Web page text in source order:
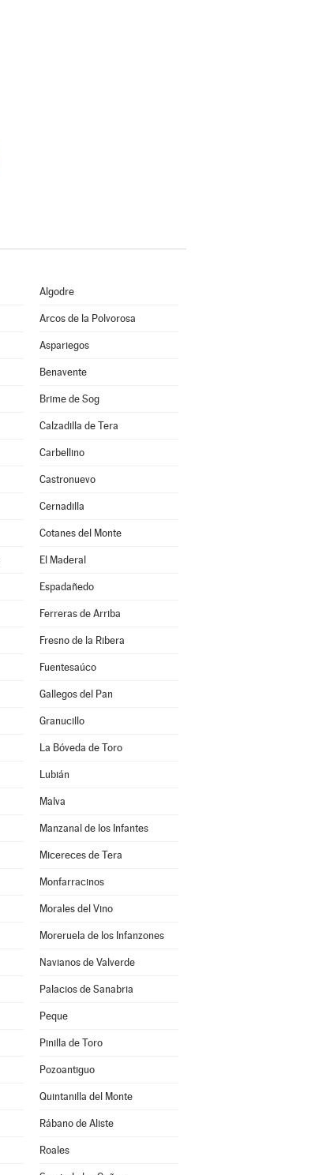
Algodre
Arcos de la Polvorosa
Aspariegos
Benavente
Brime de Sog
Calzadilla de Tera
Carbellino
Castronuevo
Cernadilla
Cotanes del Monte
El Maderal
Espadañedo
Ferreras de Arriba
Fresno de la Ribera
Fuentesaúco
Gallegos del Pan
Granucillo
La Bóveda de Toro
Lubián
Malva
Manzanal de los Infantes
Micereces de Tera
Monfarracinos
Morales del Vino
Moreruela de los Infanzones
Navianos de Valverde
Palacios de Sanabria
Peque
Pinilla de Toro
Pozoantiguo
Quintanilla del Monte
Rábano de Aliste
Roales